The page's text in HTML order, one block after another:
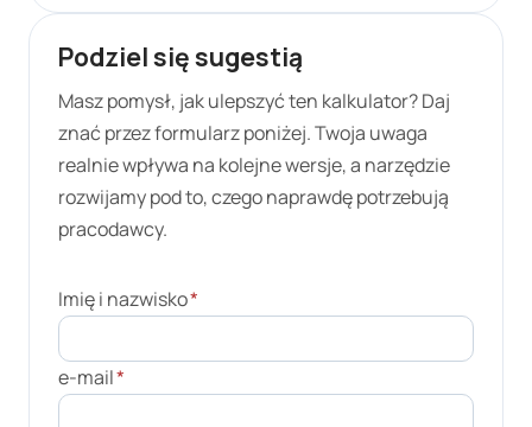
Podziel się sugestią
Masz pomysł, jak ulepszyć ten kalkulator? Daj
znać przez formularz poniżej. Twoja uwaga
realnie wpływa na kolejne wersje, a narzędzie
rozwijamy pod to, czego naprawdę potrzebują
pracodawcy.
Imię i nazwisko*
e-mail*